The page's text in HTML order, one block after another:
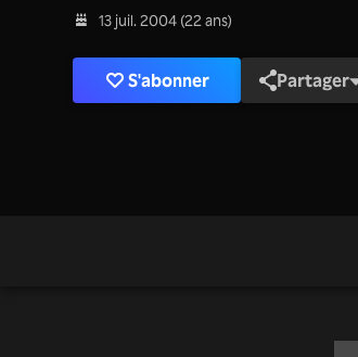
13 juil. 2004 (22 ans)
S'abonner Partager